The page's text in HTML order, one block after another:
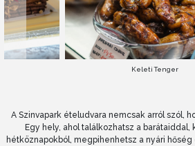
Keleti Tenger
A Szinvapark ételudvara nemcsak arról szól,
Egy hely, ahol találkozhatsz a barátaiddal,
hétköznapokból, megpihenhetsz a nyári